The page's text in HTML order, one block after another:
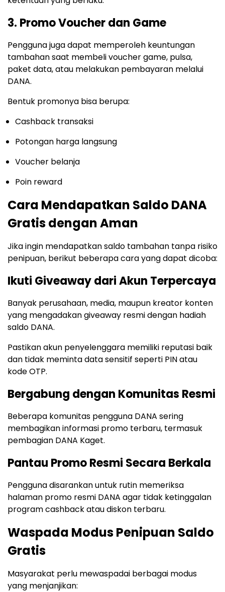
3. Promo Voucher dan Game
Pengguna juga dapat memperoleh keuntungan
tambahan saat membeli voucher game, pulsa,
paket data, atau melakukan pembayaran melalui
DANA.
Bentuk promonya bisa berupa:
Cashback transaksi
Potongan harga langsung
Voucher belanja
Poin reward
Cara Mendapatkan Saldo DANA
Gratis dengan Aman
Jika ingin mendapatkan saldo tambahan tanpa risiko
penipuan, berikut beberapa cara yang dapat dicoba:
Ikuti Giveaway dari Akun Terpercaya
Banyak perusahaan, media, maupun kreator konten
yang mengadakan giveaway resmi dengan hadiah
saldo DANA.
Pastikan akun penyelenggara memiliki reputasi baik
dan tidak meminta data sensitif seperti PIN atau
kode OTP.
Bergabung dengan Komunitas Resmi
Beberapa komunitas pengguna DANA sering
membagikan informasi promo terbaru, termasuk
pembagian DANA Kaget.
Pantau Promo Resmi Secara Berkala
Pengguna disarankan untuk rutin memeriksa
halaman promo resmi DANA agar tidak ketinggalan
program cashback atau diskon terbaru.
Waspada Modus Penipuan Saldo
Gratis
Masyarakat perlu mewaspadai berbagai modus
yang menjanjikan: